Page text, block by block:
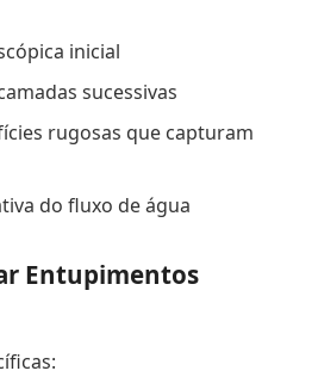
inicial
sucessivas
rugosas que capturam
do fluxo de água
Entupimentos